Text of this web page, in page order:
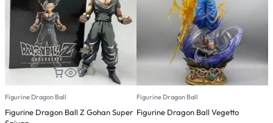
Figurine Dragon Ball
Figurine Dragon Ball Z Gohan Super
Figurine Dragon Ball
Figurine Dragon Ball Vegetto